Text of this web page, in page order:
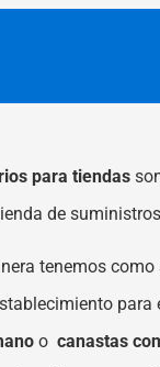
para tiendas
de
tenemos
para
o canastas